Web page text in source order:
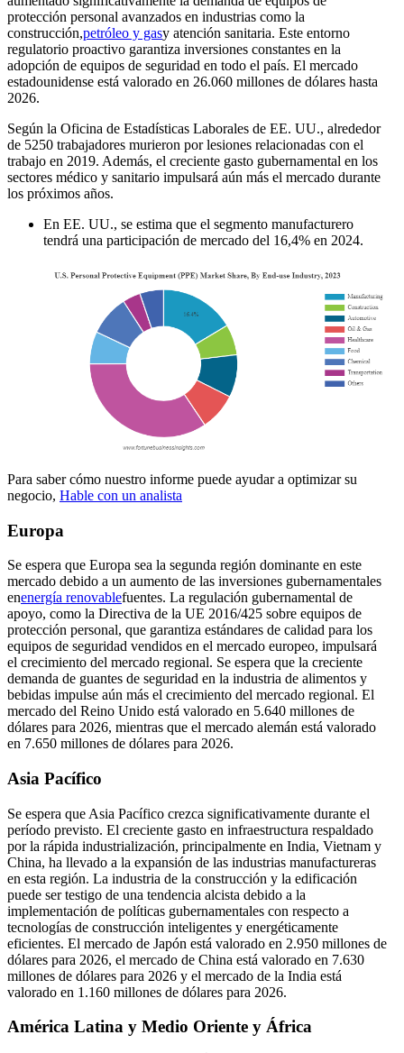
protección personal avanzados en industrias como la
construcción,petróleo y gasy atención sanitaria. Este entorno
regulatorio proactivo garantiza inversiones constantes en la
adopción de equipos de seguridad en todo el país. El mercado
estadounidense está valorado en 26.060 millones de dólares hasta
2026.
Según la Oficina de Estadísticas Laborales de EE. UU., alrededor
de 5250 trabajadores murieron por lesiones relacionadas con el
trabajo en 2019. Además, el creciente gasto gubernamental en los
sectores médico y sanitario impulsará aún más el mercado durante
los próximos años.
En EE. UU., se estima que el segmento manufacturero
tendrá una participación de mercado del 16,4% en 2024.
Para saber cómo nuestro informe puede ayudar a optimizar su
negocio, Hable con un analista
Europa
Se espera que Europa sea la segunda región dominante en este
mercado debido a un aumento de las inversiones gubernamentales
enenergía renovablefuentes. La regulación gubernamental de
apoyo, como la Directiva de la UE 2016/425 sobre equipos de
protección personal, que garantiza estándares de calidad para los
equipos de seguridad vendidos en el mercado europeo, impulsará
el crecimiento del mercado regional. Se espera que la creciente
demanda de guantes de seguridad en la industria de alimentos y
bebidas impulse aún más el crecimiento del mercado regional. El
mercado del Reino Unido está valorado en 5.640 millones de
dólares para 2026, mientras que el mercado alemán está valorado
en 7.650 millones de dólares para 2026.
Asia Pacífico
Se espera que Asia Pacífico crezca significativamente durante el
período previsto. El creciente gasto en infraestructura respaldado
por la rápida industrialización, principalmente en India, Vietnam y
China, ha llevado a la expansión de las industrias manufactureras
en esta región. La industria de la construcción y la edificación
puede ser testigo de una tendencia alcista debido a la
implementación de políticas gubernamentales con respecto a
tecnologías de construcción inteligentes y energéticamente
eficientes. El mercado de Japón está valorado en 2.950 millones de
dólares para 2026, el mercado de China está valorado en 7.630
millones de dólares para 2026 y el mercado de la India está
valorado en 1.160 millones de dólares para 2026.
América Latina y Medio Oriente y África